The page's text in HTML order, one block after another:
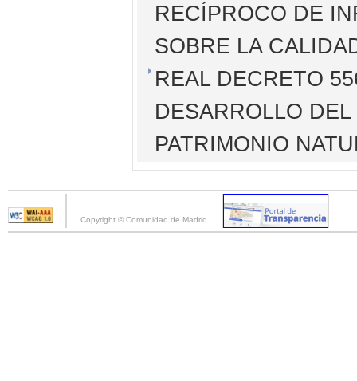
RECÍPROCO DE
SOBRE LA
REAL DECRETO
DESARROLLO
PATRIMONIO
Copyright © Comunidad de Madrid.